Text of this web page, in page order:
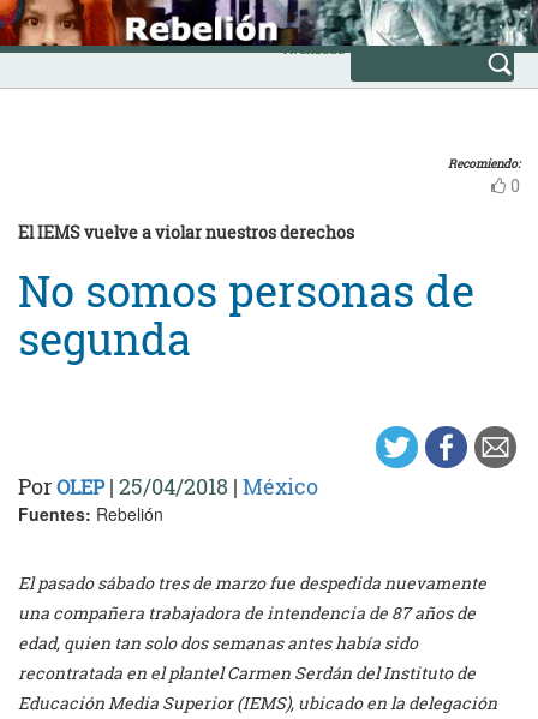
Skip
to
content
INICIO
Avanzada
Recomiendo:
0
El IEMS vuelve a violar nuestros derechos
No somos personas de
segunda
PorOLEP| 25/04/2018 | México
Fuentes: Rebelión
El pasado sábado tres de marzo fue despedida nuevamente
una compañera trabajadora de intendencia de 87 años de
edad, quien tan solo dos semanas antes había sido
recontratada en el plantel Carmen Serdán del Instituto de
Educación Media Superior (IEMS), ubicado en la delegación